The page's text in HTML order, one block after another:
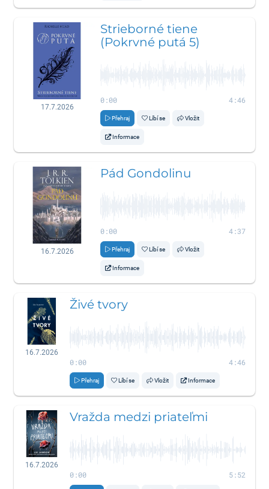
17.7.2026
Strieborné tiene
(Pokrvné putá 5)
0:00 4:46
Přehraj Líbí se Vložit
Informace
16.7.2026
Pád Gondolinu
0:00 4:37
Přehraj Líbí se Vložit
Informace
16.7.2026
Živé tvory
0:00 4:46
Přehraj Líbí se Vložit Informace
16.7.2026
Vražda medzi priateľmi
0:00 5:52